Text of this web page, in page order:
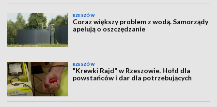
RZESZÓW
Coraz większy problem z wodą. Samorządy
apelują o oszczędzanie
RZESZÓW
"Krewki Rajd" w Rzeszowie. Hołd dla
powstańców i dar dla potrzebujących